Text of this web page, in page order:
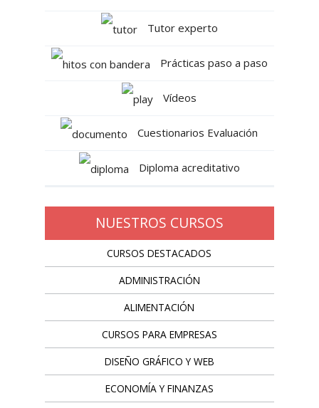
Tutor experto
Prácticas paso a paso
Vídeos
Cuestionarios Evaluación
Diploma acreditativo
NUESTROS CURSOS
CURSOS DESTACADOS
ADMINISTRACIÓN
ALIMENTACIÓN
CURSOS PARA EMPRESAS
DISEÑO GRÁFICO Y WEB
ECONOMÍA Y FINANZAS